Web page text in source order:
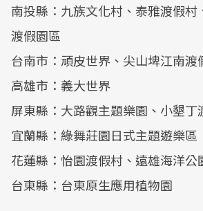
南投縣：九族文化村、泰雅渡假村
渡假園區
台南市：頑皮世界、尖山埤江南渡
高雄市：義大世界
屏東縣：大路觀主題樂園、小墾丁
宜蘭縣：綠舞莊園日式主題遊樂區
花蓮縣：怡園渡假村、遠雄海洋公
台東縣：台東原生應用植物園